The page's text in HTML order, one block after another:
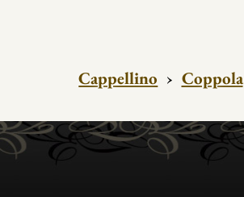
Cappellino › Coppola